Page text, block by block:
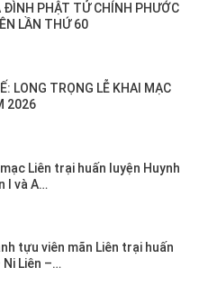
ĐÌNH PHẬT TỬ CHÍNH PHƯỚC
LẦN THỨ 60
LONG TRỌNG LỄ KHAI MẠC
2026
Liên trại huấn luyện Huynh
I và A…
tựu viên mãn Liên trại huấn
Ni Liên –…